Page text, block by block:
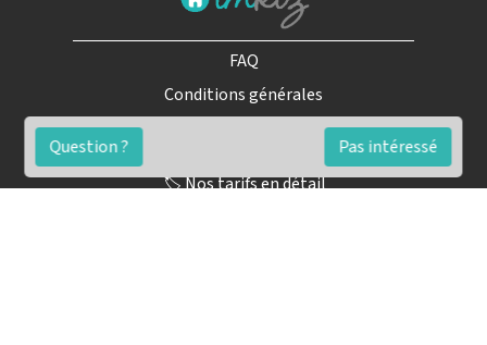
Question ? Pas intéressé
FAQ
Conditions générales
🏷️ Nos tarifs en détail